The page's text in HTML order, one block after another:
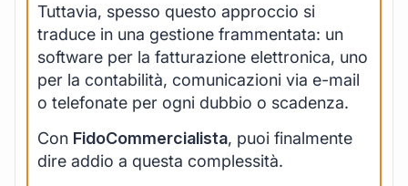
Tuttavia, spesso questo approccio si
traduce in una gestione frammentata: un
software per la fatturazione elettronica, uno
per la contabilità, comunicazioni via e-mail
o telefonate per ogni dubbio o scadenza.
Con FidoCommercialista, puoi finalmente
dire addio a questa complessità.